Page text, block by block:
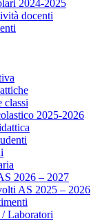
2024-2025
docenti
classi
2025-2026
2026 – 2027
AS 2025 – 2026
Laboratori